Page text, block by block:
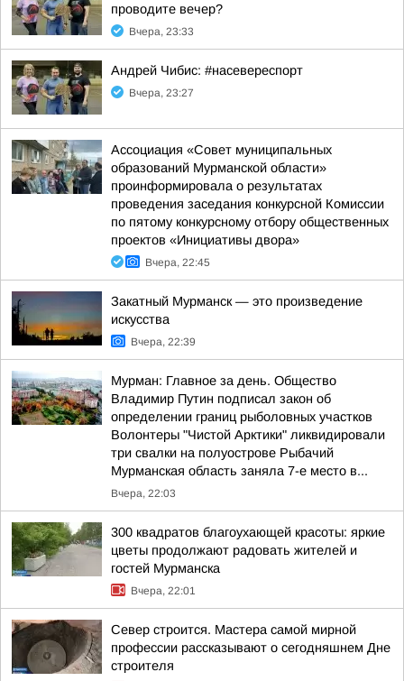
проводите вечер?
Вчера, 23:33
Андрей Чибис: #насевереспорт
Вчера, 23:27
Ассоциация «Совет муниципальных
образований Мурманской области»
проинформировала о результатах
проведения заседания конкурсной Комиссии
по пятому конкурсному отбору общественных
проектов «Инициативы двора»
Вчера, 22:45
Закатный Мурманск — это произведение
искусства
Вчера, 22:39
Мурман: Главное за день. Общество
Владимир Путин подписал закон об
определении границ рыболовных участков
Волонтеры "Чистой Арктики" ликвидировали
три свалки на полуострове Рыбачий
Мурманская область заняла 7-е место в...
Вчера, 22:03
300 квадратов благоухающей красоты: яркие
цветы продолжают радовать жителей и
гостей Мурманска
Вчера, 22:01
Север строится. Мастера самой мирной
профессии рассказывают о сегодняшнем Дне
строителя